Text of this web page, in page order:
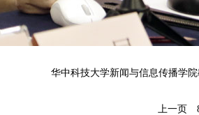
华中科技大学新闻与信息传播学
上一页